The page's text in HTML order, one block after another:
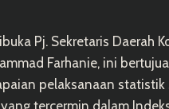
Pj. Sekretaris Daerah
Farhanie, ini
pelaksanaan statistik
tercermin dalam